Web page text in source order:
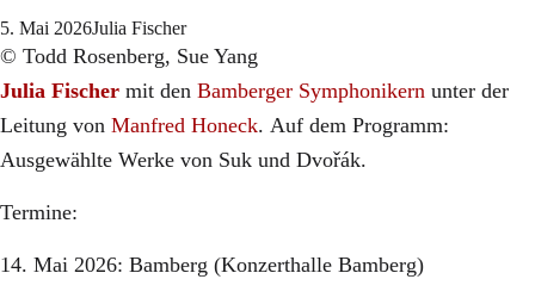
5. Mai 2026Julia Fischer
© Todd Rosenberg, Sue Yang​
​Julia Fischer mit den Bamberger Symphonikern unter der
Leitung von Manfred Honeck. Auf dem Programm:
Ausgewählte Werke von Suk und Dvořák.
Termine:
14. Mai 2026: Bamberg (Konzerthalle Bamberg)